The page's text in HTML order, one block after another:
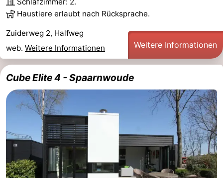
Schiphol
Eindhoven
Parken
Tipps
für
Touristen
Medizin
Adressen
Kontakt
Haustiere erlaubt nach Rücksprache.
Zuiderweg 2, Halfweg
web. Weitere Informationen Weitere Informationen
Cube Elite 4 - Spaarnwoude